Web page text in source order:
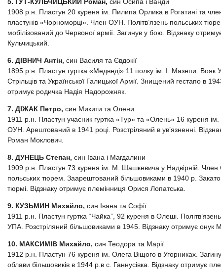
1908 р.н. Пластун 20 куреня ім. Пилипа Орлика в Рогатині та
пластунів «Чорноморці». Член ОУН. Політв’язень польських
мобілізований до Червоної армії. Загинув у бою. Відзнаку
Кульчицький.
6. ДІВНИЧ Антін, син Василя та Євдокії
1895 р.н. Пластун гуртка «Медведі» 11 полку ім. І. Мазепи. Вояк
Стрільців та Української Галицької Армії. Знищений гестапо в
отримує родичка Надія Надорожняк.
7. ДІЖАК Петро, син Микити та Олени
1911 р.н. Пластун учасник гуртка «Тур» та «Олень» 16 куреня
ОУН. Арештований в 1941 році. Розстріляний в ув’язненні.
Роман Моклович.
8. ДУНЕЦЬ Степан, син Івана і Магдалини
1909 р.н. Пластун 73 куреня ім. М. Шашкевича у Надвірній. Член
польських тюрем. Заарештований більшовиками в 1940 р.
тюрмі. Відзнаку отримує племінниця Орися Лопатська.
9. КУЗЬМИН Михайло, син Івана та Софії
1911 р.н. Пластун гуртка “Чайка”, 92 куреня в Олеші.
УПА. Розстріляний більшовиками в 1945. Відзнаку отримує онук
10. МАКСИМІВ Михайло, син Теодора та Марії
1912 р.н. Пластун 76 куреня ім. Олега Віщого в Угорниках.
облави більшовиків в 1944 р.в с. Ганнусівка. Відзнаку отримує